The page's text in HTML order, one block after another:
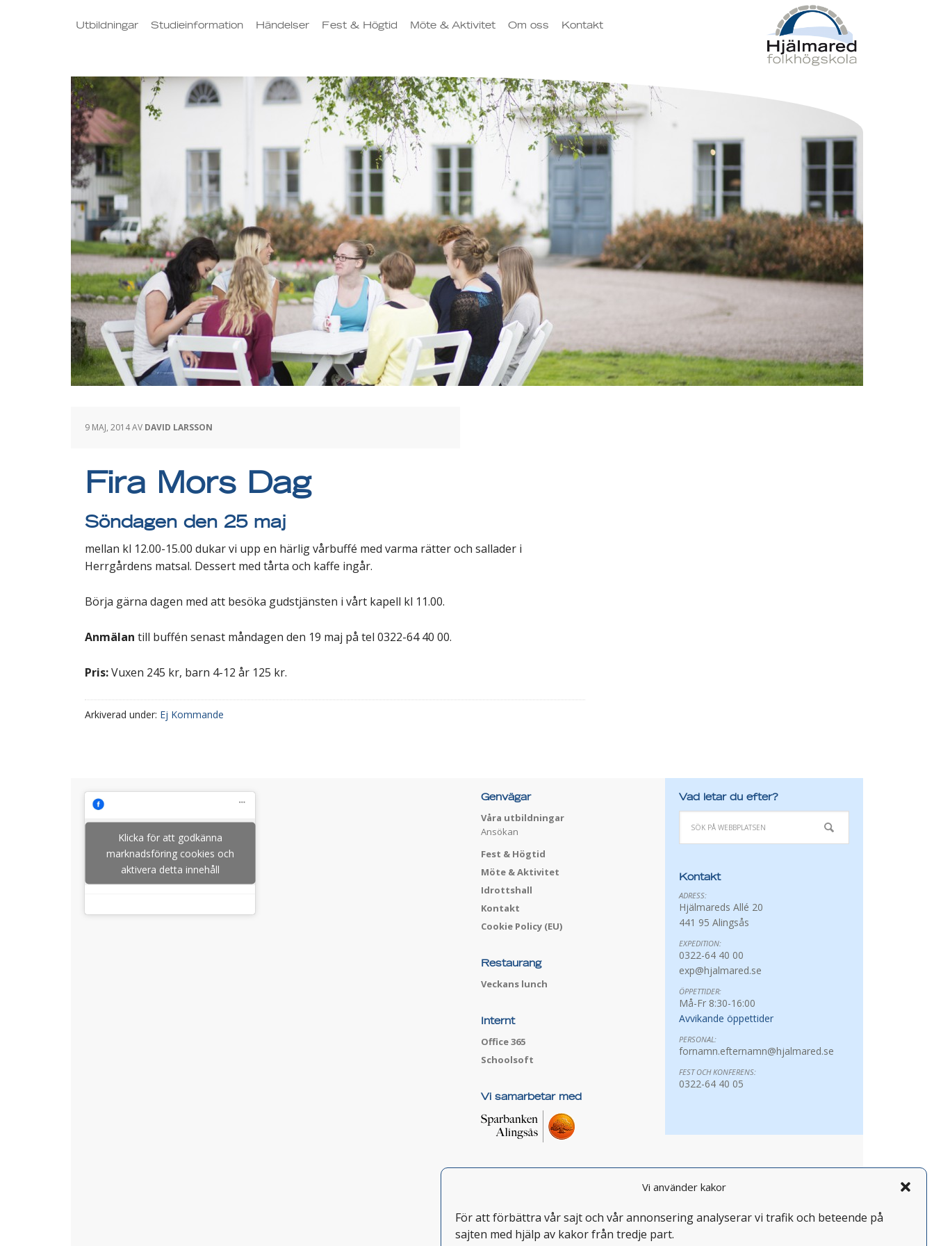
Vi använder kakor
För att förbättra vår sajt och vår annonsering analyserar vi trafik och beteende på
sajten med hjälp av kakor från tredje part.
Utbildningar Studieinformation Händelser Fest & Högtid Möte & Aktivitet Om oss Kontakt
9 MAJ, 2014AV DAVID LARSSON
Fira Mors Dag
Söndagen den 25 maj
mellan kl 12.00-15.00 dukar vi upp en härlig vårbuffé med varma rätter och sallader i
Herrgårdens matsal. Dessert med tårta och kaffe ingår.
Börja gärna dagen med att besöka gudstjänsten i vårt kapell kl 11.00.
Anmälan till buffén senast måndagen den 19 maj på tel 0322-64 40 00.
Pris:Vuxen 245 kr, barn 4-12 år 125 kr.
Arkiverad under: Ej Kommande
Klicka för att godkänna
marknadsföring cookies och
aktivera detta innehåll
Genvägar
Våra utbildningar
Ansökan
Fest & Högtid
Möte & Aktivitet
Idrottshall
Kontakt
Cookie Policy (EU)
Restaurang
Veckans lunch
Internt
Office 365
Schoolsoft
Vi samarbetar med
Vad letar du efter?
Kontakt
ADRESS:
Hjälmareds Allé 20
441 95 Alingsås
EXPEDITION:
0322-64 40 00
exp@hjalmared.se
ÖPPETTIDER:
Må-Fr 8:30-16:00
Avvikande öppettider
PERSONAL:
fornamn.efternamn@hjalmared.se
FEST OCH KONFERENS:
0322-64 40 05